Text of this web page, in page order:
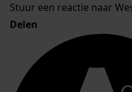
Stuur een reactie naar
Delen